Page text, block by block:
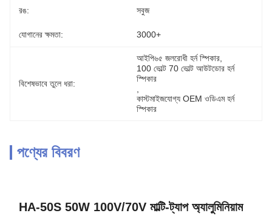
রঙ: সবুজ
যোগানের ক্ষমতা: 3000+
বিশেষভাবে তুলে ধরা:
আইপি৬৫ জলরোধী হর্ন স্পিকার
100 ভোল্ট 70 ভোল্ট আউটডোর হর্ন
স্পিকার
কাস্টমাইজযোগ্য OEM ওডিএম হর্ন
স্পিকার
পণ্যের বিবরণ
HA-50S 50W 100V/70V মাল্টি-ট্যাপ অ্যালুমিনিয়াম